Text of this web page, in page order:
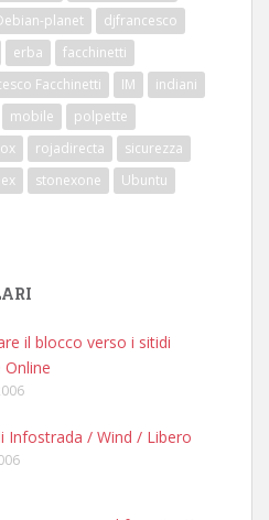
planet
djfrancesco
erba
facchinetti
Facchinetti IM
indiani
mobile
polpette
rojadirecta
sicurezza
stonexone
Ubuntu
il blocco verso i sitidi
Infostrada / Wind / Libero